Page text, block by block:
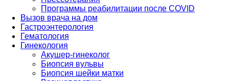
Программы реабилитации после СOVID
Вызов врача на дом
Гастроэнтерология
Гематология
Гинекология
Акушер-гинеколог
Биопсия вульвы
Биопсия шейки матки